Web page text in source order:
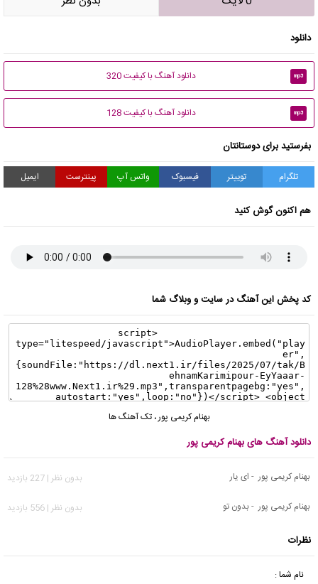
دانلود
mp3 دانلود آهنگ با کیفیت 320
mp3 دانلود آهنگ با کیفیت 128
بفرستید برای دوستانتان
تلگرام توییتر فیسبوک واتس آپ پینترست ایمیل
هم اکنون گوش کنید
کد پخش این آهنگ در سایت و وبلاگ شما
بهنام کریمی پور،تک آهنگ ها
دانلود آهنگ های بهنام کریمی پور
بهنام کریمی پور - ای یار
بدون نظر | 227 بازدید
بهنام کریمی پور - بدون تو
بدون نظر | 556 بازدید
نظرات
نام شما :